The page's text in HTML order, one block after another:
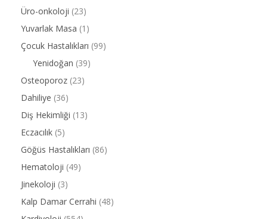
Üro-onkoloji (23)
Yuvarlak Masa (1)
Çocuk Hastalıkları (99)
Yenidoğan (39)
Osteoporoz (23)
Dahiliye (36)
Diş Hekimliği (13)
Eczacılık (5)
Göğüs Hastalıkları (86)
Hematoloji (49)
Jinekoloji (3)
Kalp Damar Cerrahi (48)